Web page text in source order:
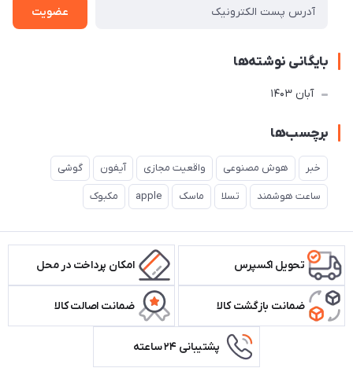
عضویت
بایگانی نوشته‌ها
آبان 1403
برچسب‌ها
خبر هوش مصنوعی واقعیت مجازی آیفون گوشی
ساعت هوشمند تسلا ماسک apple مکبوک
تحویل اکسپرس امکان پرداخت در محل
ضمانت بازگشت کالا ضمانت اصالت کالا
پشتیبانی ۲۴ ساعته